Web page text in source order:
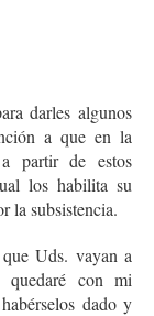
darles algunos
a que en la
partir de estos
los habilita su
la subsistencia.
Uds. vayan a
quedaré con mi
dado y